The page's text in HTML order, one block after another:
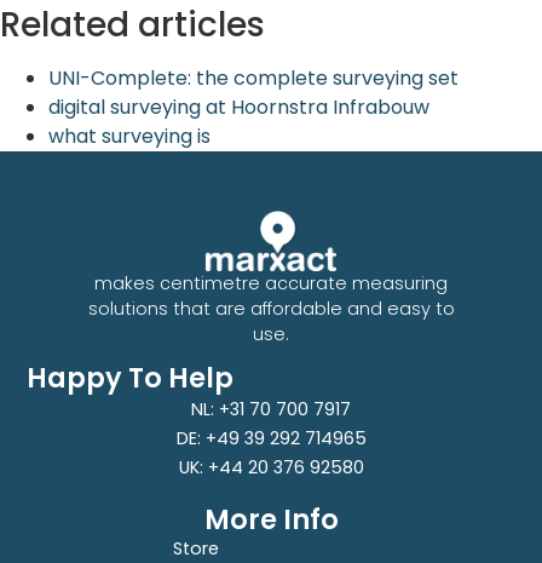
Related articles
UNI-Complete: the complete surveying set
digital surveying at Hoornstra Infrabouw
what surveying is
makes centimetre accurate measuring
solutions that are affordable and easy to
use.
Happy To Help
NL: +31 70 700 7917
DE: +49 39 292 714965
UK: +44 20 376 92580
More Info
Store